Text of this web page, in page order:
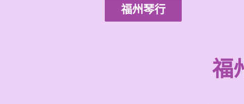
福州琴行
福